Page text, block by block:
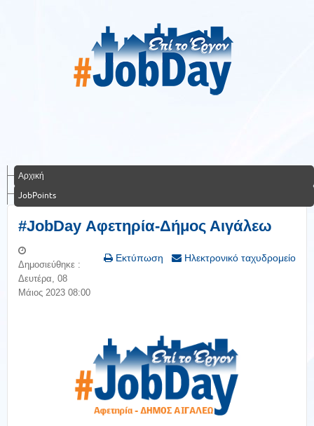
Αρχική
JobPoints
#JobDay Αφετηρία-Δήμος Αιγάλεω
Εκτύπωση Ηλεκτρονικό ταχυδρομείο
Δημοσιεύθηκε :
Δευτέρα, 08
Μάιος 2023 08:00